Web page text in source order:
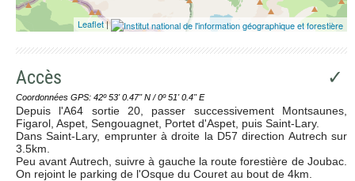
Leaflet|
Accès ✓
Coordonnées GPS: 42º 53' 0.47'' N / 0º 51' 0.4'' E
Depuis l'A64 sortie 20, passer successivement Montsaunes,
Figarol, Aspet, Sengouagnet, Portet d'Aspet, puis Saint-Lary.
Dans Saint-Lary, emprunter à droite la D57 direction Autrech sur
3.5km.
Peu avant Autrech, suivre à gauche la route forestière de Joubac.
On rejoint le parking de l'Osque du Couret au bout de 4km.